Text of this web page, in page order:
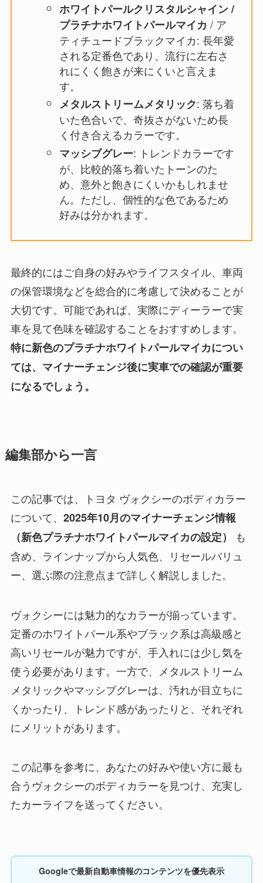
ホワイトパールクリスタルシャイン /
プラチナホワイトパールマイカ / ア
ティチュードブラックマイカ: 長年愛
される定番色であり、流行に左右さ
れにくく飽きが来にくいと言えま
す。
メタルストリームメタリック: 落ち着
いた色合いで、奇抜さがないため長
く付き合えるカラーです。
マッシブグレー: トレンドカラーです
が、比較的落ち着いたトーンのた
め、意外と飽きにくいかもしれませ
ん。ただし、個性的な色であるため
好みは分かれます。
最終的にはご自身の好みやライフスタイル、車両
の保管環境などを総合的に考慮して決めることが
大切です。可能であれば、実際にディーラーで実
車を見て色味を確認することをおすすめします。
特に新色のプラチナホワイトパールマイカについ
ては、マイナーチェンジ後に実車での確認が重要
になるでしょう。
編集部から一言
この記事では、トヨタ ヴォクシーのボディカラー
について、 2025年10月のマイナーチェンジ情報
（新色プラチナホワイトパールマイカの設定）
も
含め、ラインナップから人気色、リセールバリュ
ー、選ぶ際の注意点まで詳しく解説しました。
ヴォクシーには魅力的なカラーが揃っています。
定番のホワイトパール系やブラック系は高級感と
高いリセールが魅力ですが、手入れには少し気を
使う必要があります。一方で、メタルストリーム
メタリックやマッシブグレーは、汚れが目立ちに
くかったり、トレンド感があったりと、それぞれ
にメリットがあります。
この記事を参考に、あなたの好みや使い方に最も
合うヴォクシーのボディカラーを見つけ、充実し
たカーライフを送ってください。
Googleで最新自動車情報のコンテンツを優先表示